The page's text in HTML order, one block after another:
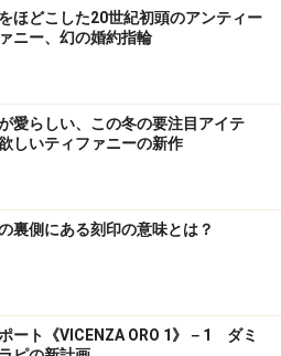
ほどこした20世紀初頭のアンティー
ニー、幻の婚約指輪
愛らしい、この冬の要注目アイテ
しいティファニーの新作
裏側にある刻印の意味とは？
ート《VICENZA ORO 1》－1 ダミ